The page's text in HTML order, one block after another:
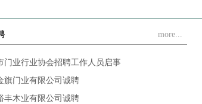
more...
门业行业协会招聘工作人员启事
旗门业有限公司诚聘
丰木业有限公司诚聘